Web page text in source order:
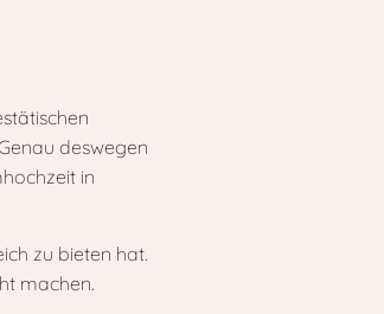
deswegen
in
zu bieten hat.
machen.